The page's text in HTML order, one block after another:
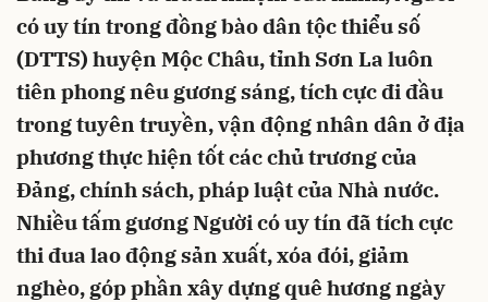
có uy tín trong đồng bào dân tộc thiểu số
(DTTS) huyện Mộc Châu, tỉnh Sơn La luôn
tiên phong nêu gương sáng, tích cực đi đầu
trong tuyên truyền, vận động nhân dân ở địa
phương thực hiện tốt các chủ trương của
Đảng, chính sách, pháp luật của Nhà nước.
Nhiều tấm gương Người có uy tín đã tích cực
thi đua lao động sản xuất, xóa đói, giảm
nghèo, góp phần xây dựng quê hương ngày